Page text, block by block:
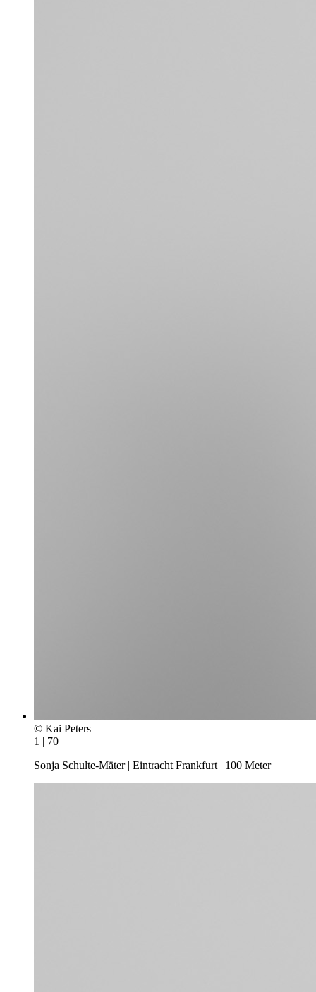
© Kai Peters
1 | 70
Sonja Schulte-Mäter | Eintracht Frankfurt | 100 Meter